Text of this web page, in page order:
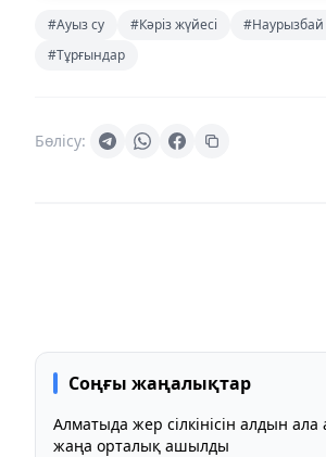
#Ауыз су #Кәріз жүйесі
#Тұрғындар
Бөлісу:
Соңғы жаңалықтар
Алматыда жер сілкінісін алдын
жаңа орталық ашылды